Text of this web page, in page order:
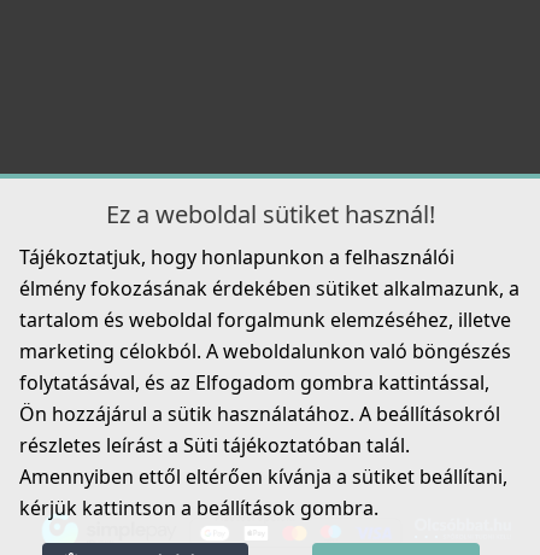
ELLECI - Mosogatótálca Quadra 130 K96
LKQ13096
129 990 Ft
Részletek
ELLECI - Csaptelep Reno G40
MGKREN40
104 990 Ft
109 990 Ft
Részletek
Ez a weboldal sütiket használ!
Tájékoztatjuk, hogy honlapunkon a felhasználói
élmény fokozásának érdekében sütiket alkalmazunk, a
tartalom és weboldal forgalmunk elemzéséhez, illetve
marketing célokból. A weboldalunkon való böngészés
folytatásával, és az Elfogadom gombra kattintással,
Ön hozzájárul a sütik használatához. A beállításokról
részletes leírást a Süti tájékoztatóban talál.
Amennyiben ettől eltérően kívánja a sütiket beállítani,
kérjük kattintson a beállítások gombra.